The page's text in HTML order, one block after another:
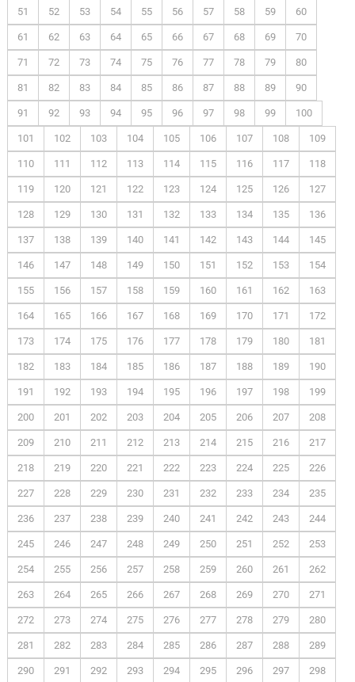
51 52 53 54 55 56 57 58 59 60
61 62 63 64 65 66 67 68 69 70
71 72 73 74 75 76 77 78 79 80
81 82 83 84 85 86 87 88 89 90
91 92 93 94 95 96 97 98 99 100
101 102 103 104 105 106 107 108 109
110 111 112 113 114 115 116 117 118
119 120 121 122 123 124 125 126 127
128 129 130 131 132 133 134 135 136
137 138 139 140 141 142 143 144 145
146 147 148 149 150 151 152 153 154
155 156 157 158 159 160 161 162 163
164 165 166 167 168 169 170 171 172
173 174 175 176 177 178 179 180 181
182 183 184 185 186 187 188 189 190
191 192 193 194 195 196 197 198 199
200 201 202 203 204 205 206 207 208
209 210 211 212 213 214 215 216 217
218 219 220 221 222 223 224 225 226
227 228 229 230 231 232 233 234 235
236 237 238 239 240 241 242 243 244
245 246 247 248 249 250 251 252 253
254 255 256 257 258 259 260 261 262
263 264 265 266 267 268 269 270 271
272 273 274 275 276 277 278 279 280
281 282 283 284 285 286 287 288 289
290 291 292 293 294 295 296 297 298